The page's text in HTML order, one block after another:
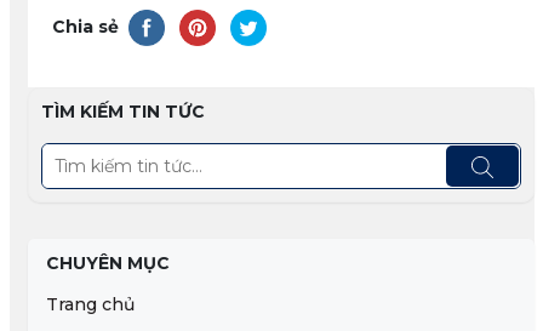
Chia sẻ
TÌM KIẾM TIN TỨC
CHUYÊN MỤC
Trang chủ